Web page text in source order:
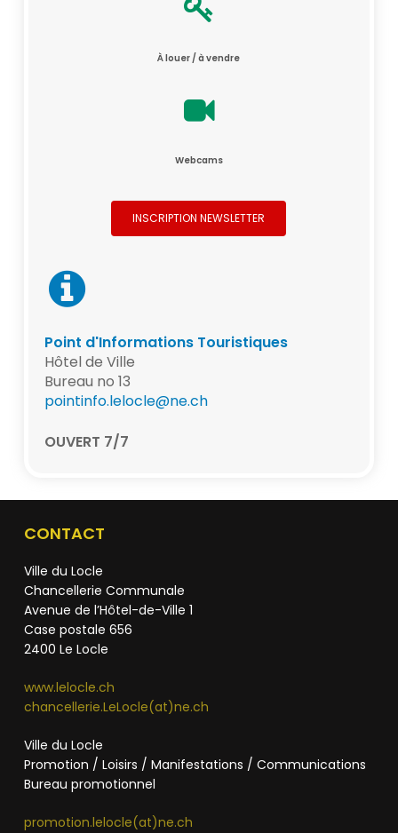
À louer / à vendre
Webcams
INSCRIPTION NEWSLETTER
Point d'Informations Touristiques
Hôtel de Ville
Bureau no 13
pointinfo.lelocle@ne.ch
OUVERT 7/7
CONTACT
Ville du Locle
Chancellerie Communale
Avenue de l’Hôtel-de-Ville 1
Case postale 656
2400 Le Locle
www.lelocle.ch
chancellerie.LeLocle(at)ne.ch
Ville du Locle
Promotion / Loisirs / Manifestations / Communications
Bureau promotionnel
promotion.lelocle(at)ne.ch